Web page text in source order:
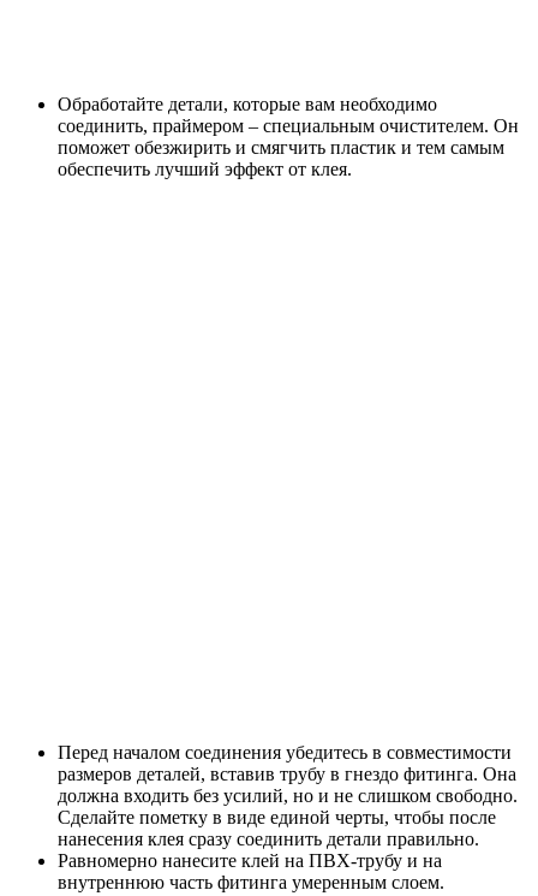
Обработайте детали, которые вам необходимо
соединить, праймером – специальным очистителем. Он
поможет обезжирить и смягчить пластик и тем самым
обеспечить лучший эффект от клея.
Перед началом соединения убедитесь в совместимости
размеров деталей, вставив трубу в гнездо фитинга. Она
должна входить без усилий, но и не слишком свободно.
Сделайте пометку в виде единой черты, чтобы после
нанесения клея сразу соединить детали правильно.
Равномерно нанесите клей на ПВХ-трубу и на
внутреннюю часть фитинга умеренным слоем.